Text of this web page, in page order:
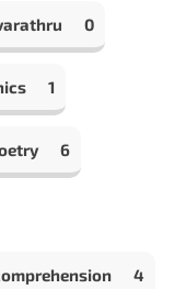
0
1
6
4